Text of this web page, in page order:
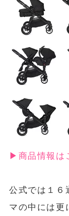
▶︎商品情報は
公式では１６
マの中には更